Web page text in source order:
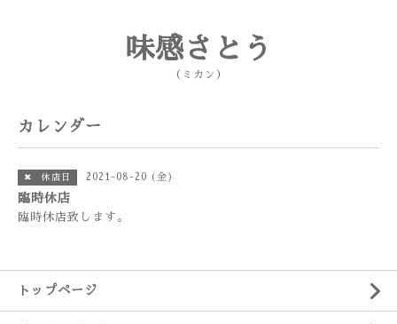
味感さとう
（ミカン）
カレンダー
✖ 休店日 2021-08-20 (金)
臨時休店
臨時休店致します。
トップページ